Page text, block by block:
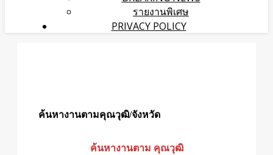
รายงานพิเศษ
PRIVACY POLICY
ค้นหางานตามคุณวุฒิ/จังหวัด
ค้นหางานตาม คุณวุฒิ